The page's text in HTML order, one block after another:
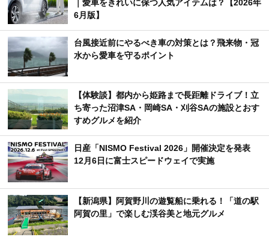
｜愛車をきれいに保つ人気アイテムは？【2026年
6月版】
台風接近前にやるべき車の対策とは？飛来物・冠
水から愛車を守るポイント
【体験談】都内から姫路まで長距離ドライブ！立
ち寄った沼津SA・岡崎SA・刈谷SAの施設とおす
すめグルメを紹介
日産「NISMO Festival 2026」開催決定を発表
12月6日に富士スピードウェイで実施
【新潟県】阿賀野川の遊覧船に乗れる！「道の駅
阿賀の里」で楽しむ渓谷美と地元グルメ